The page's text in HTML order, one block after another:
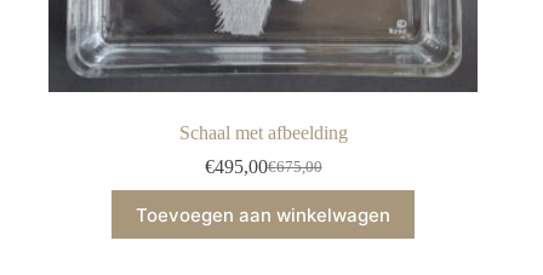
Schaal met afbeelding
€675,00
Oorspronkelijke
was:
€675,00.
€495,00Huidige
is:
€495,00.
Toevoegen aan winkelwagen